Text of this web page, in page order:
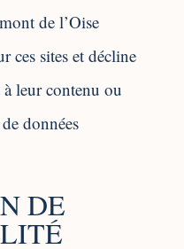
de l’Oise
ces sites et décline
leur contenu ou
données
DE